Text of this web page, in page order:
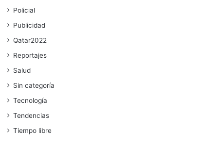
Policial
Publicidad
Qatar2022
Reportajes
Salud
Sin categoría
Tecnología
Tendencias
Tiempo libre